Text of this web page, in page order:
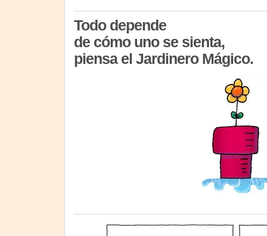
Todo depende
de cómo uno se sienta,
piensa el Jardinero Mágico.